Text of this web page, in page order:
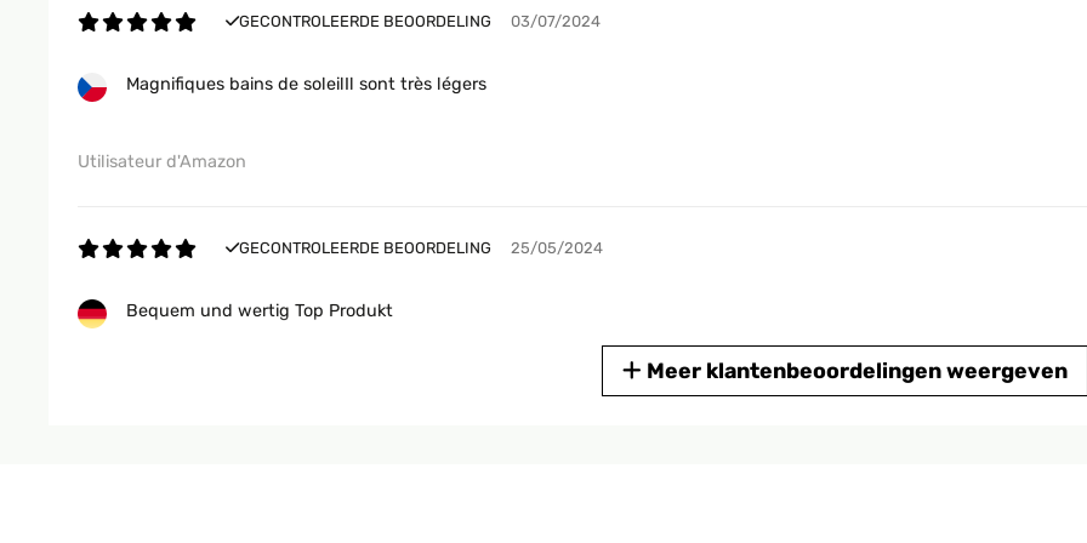
GECONTROLEERDE BEOORDELING 03/07/2024
Magnifiques bains de soleilIl sont très légers
Utilisateur d'Amazon
GECONTROLEERDE BEOORDELING 25/05/2024
Bequem und wertig Top Produkt
Meer klantenbeoordelingen weergeven